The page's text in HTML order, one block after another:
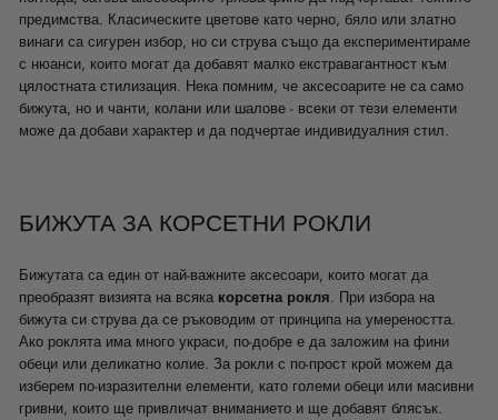
предимства. Класическите цветове като черно, бяло или златно
винаги са сигурен избор, но си струва също да експериментираме
с нюанси, които могат да добавят малко екстравагантност към
цялостната стилизация. Нека помним, че аксесоарите не са само
бижута, но и чанти, колани или шалове - всеки от тези елементи
може да добави характер и да подчертае индивидуалния стил.
БИЖУТА ЗА КОРСЕТНИ РОКЛИ
Бижутата са един от най-важните аксесоари, които могат да
преобразят визията на всяка корсетна рокля. При избора на
бижута си струва да се ръководим от принципа на умереността.
Ако роклята има много украси, по-добре е да заложим на фини
обеци или деликатно колие. За рокли с по-прост крой можем да
изберем по-изразителни елементи, като големи обеци или масивни
гривни, които ще привличат вниманието и ще добавят блясък.